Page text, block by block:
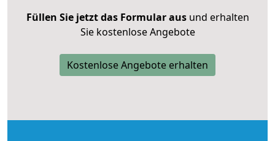
Füllen Sie jetzt das Formular ausund erhalten
Sie kostenlose Angebote
Kostenlose Angebote erhalten